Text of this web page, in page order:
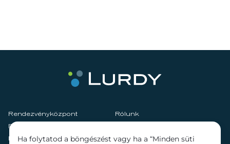
Rendezvényközpont
Rólunk
Fenntarthatóság
Hírek
Szolgáltatások
Ha folytatod a böngészést vagy ha a “Minden süti